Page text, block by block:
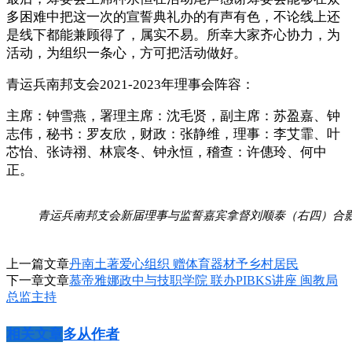
多困难中把这一次的宣誓典礼办的有声有色，不论线上还
是线下都能兼顾得了，属实不易。所幸大家齐心协力，为
活动，为组织一条心，方可把活动做好。
青运兵南邦支会2021-2023年理事会阵容：
主席：钟雪燕，署理主席：沈毛贤，副主席：苏盈嘉、钟
志伟，秘书：罗友欣，财政：张静维，理事：李艾霏、叶
芯怡、张诗祤、林宸冬、钟永恒，稽查：许僡玲、何中
正。
青运兵南邦支会新届理事与监誓嘉宾拿督刘顺泰（右四）合
上一篇文章丹南土著爱心组织 赠体育器材予乡村居民
下一章文章慕帝雅娜政中与技职学院 联办PIBKS讲座 闽教局
总监主持
相关文章多从作者